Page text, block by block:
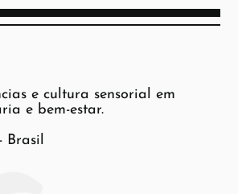
e cultura sensorial em
e bem-estar.
Brasil